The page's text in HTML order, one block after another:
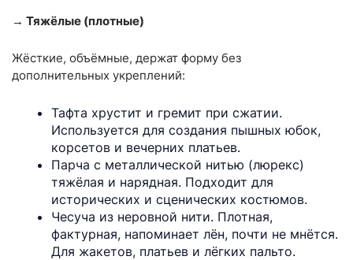
→ Тяжёлые (плотные)
Жёсткие, объёмные, держат форму без
дополнительных укреплений:
Тафта хрустит и гремит при сжатии.
Используется для создания пышных юбок,
корсетов и вечерних платьев.
Парча с металлической нитью (люрекс)
тяжёлая и нарядная. Подходит для
исторических и сценических костюмов.
Чесуча из неровной нити. Плотная,
фактурная, напоминает лён, почти не мнётся.
Для жакетов, платьев и лёгких пальто.